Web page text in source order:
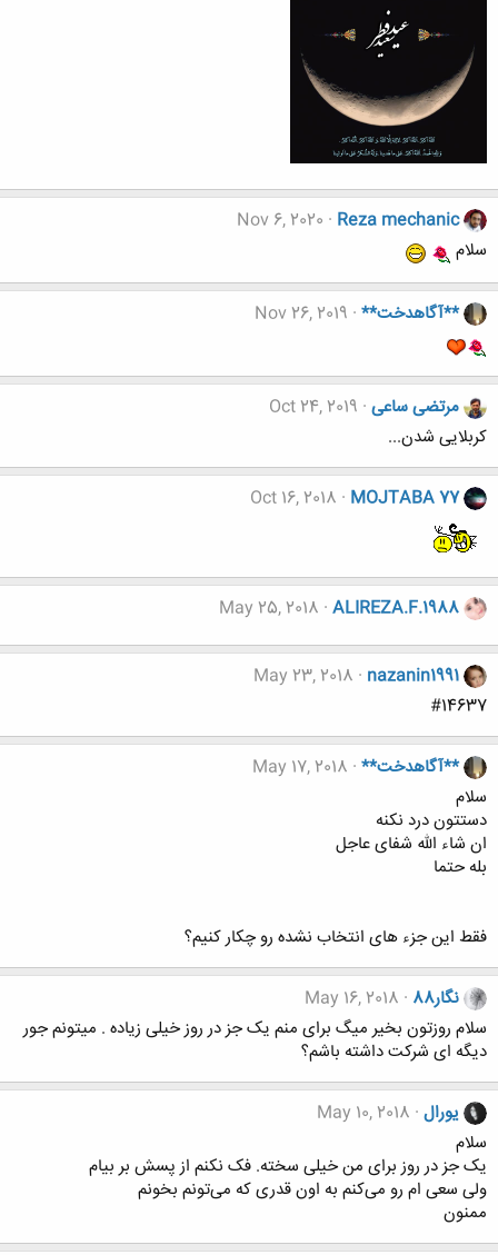
Reza mechanic
Nov 6, 2020
سلام
**آگاهدخت** Nov 26, 2019
مرتضی ساعی Oct 24, 2019
کربلایی شدن...
MOJTABA 77
Oct 16, 2018
ALIREZA.F.1988
May 25, 2018
nazanin1991
May 23, 2018
#14637
**آگاهدخت** May 17, 2018
سلام
دستتون درد نکنه
ان شاء الله شفای عاجل
بله حتما
فقط این جزء های انتخاب نشده رو چکار کنیم؟
نگار88
May 16, 2018
سلام روزتون بخیر میگ برای منم یک جز در روز خیلی زیاده . میتونم جور
دیگه ای شرکت داشته باشم؟
یورال May 10, 2018
سلام
یک جز در روز برای من خیلی سخته. فک نکنم از پسش بر بیام
ولی سعی ام رو می‌کنم به اون قدری که می‌تونم بخونم
ممنون